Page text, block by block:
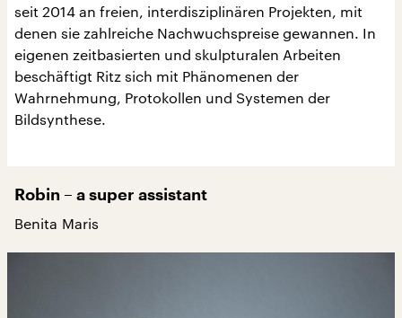
seit 2014 an freien, interdisziplinären Projekten, mit
denen sie zahlreiche Nachwuchspreise gewannen. In
eigenen zeitbasierten und skulpturalen Arbeiten
beschäftigt Ritz sich mit Phänomenen der
Wahrnehmung, Protokollen und Systemen der
Bildsynthese.
Robin – a super assistant
Benita Maris